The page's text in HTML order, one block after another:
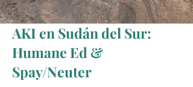
AKI en Sudán del Sur:
Humane Ed &
Spay/Neuter